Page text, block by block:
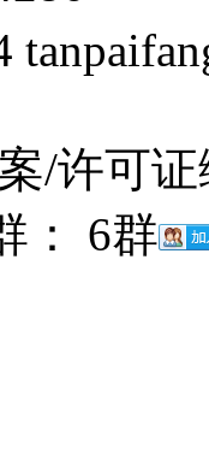
/许可
： 6群